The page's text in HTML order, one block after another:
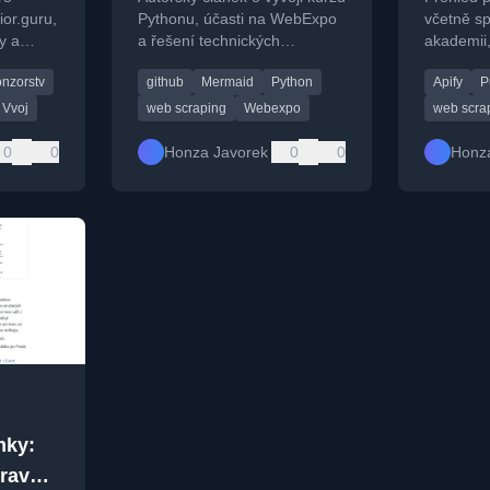
a
0 0
Pythonu, účasti na WebExpo
a řešení technických
github Mermaid
Python
web scraping
Webexpo
Honza Javorek 0 0
včetně
Apify
web